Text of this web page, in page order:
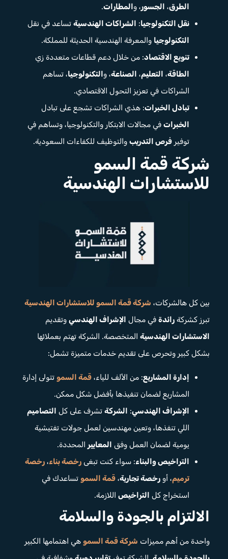
الطرق، الجسور، والمطارات.
نقل التكنولوجيا: الشراكات الهندسيةتساعد في نقل
التكنولوجيا والمعرفة الهندسية الحديثة للمملكة.
تنويع الاقتصاد: من خلال دعم قطاعات متعددة زي
الطاقة، التعليم، الصناعة، والتكنولوجيا، تساهم
الشراكات في تعزيز التحول الاقتصادي.
تبادل الخبرات: هذي الشراكات تشجع على تبادل
الخبراتفي مجالات الابتكار والتكنولوجيا، وتساهم في
توفير فرص التدريبوالتوظيف للكفاءات السعودية.
شركة قمة السمو
للاستشارات الهندسية
بين كل هالشركات، شركة قمة السمو للاستشارات الهندسية
تبرز كشركة رائدةفي مجال الإشراف الهندسيوتقديم
الاستشارات الهندسيةالمتخصصة. الشركة تهتم بعملائها
بشكل كبير وتحرص على تقديم خدمات متميزة تشمل:
إدارة المشاريع: من الألف للياء، قمة السمو تتولى إدارة
المشاريع لضمان تنفيذها بأفضل شكل ممكن.
الإشراف الهندسي: الشركةتشرف على كل التصاميم
اللي تنفذها، وتعين مهندسين لعمل جولات تفتيشية
يومية لضمان العمل وفق المعايير المحددة.
التراخيص والبناء: سواء كنت تبغى رخصة بناء، رخصة
ترميم، أو رخصة تجارية، قمة السمو تساعدك في
استخراج كل التراخيصاللازمة.
الالتزام بالجودة والسلامة
واحدة من أهم مميزات شركة قمة السمو هي اهتمامها الكبير